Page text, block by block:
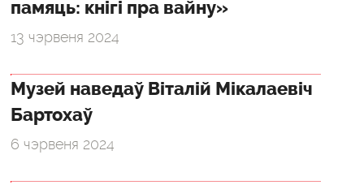
памяць: кнігі пра вайну»
13 чэрвеня 2024
Музей наведаў Віталій Мікалаевіч
Бартохаў
6 чэрвеня 2024